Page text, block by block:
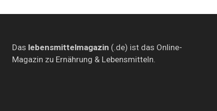
Das lebensmittelmagazin (.de) ist das Online-
Magazin zu Ernährung & Lebensmitteln.